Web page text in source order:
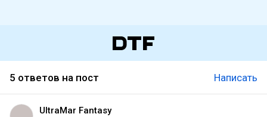
5 ответов на пост Написать
UltraMar Fantasy